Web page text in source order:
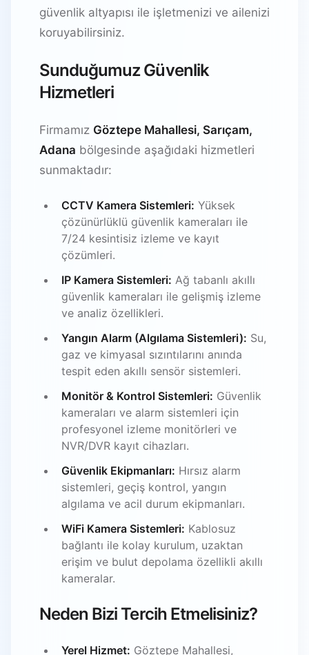
güvenlik altyapısı ile işletmenizi ve ailenizi
koruyabilirsiniz.
Sunduğumuz Güvenlik
Hizmetleri
Firmamız Göztepe Mahallesi, Sarıçam,
Adana bölgesinde aşağıdaki hizmetleri
sunmaktadır:
CCTV Kamera Sistemleri: Yüksek
çözünürlüklü güvenlik kameraları ile
7/24 kesintisiz izleme ve kayıt
çözümleri.
IP Kamera Sistemleri: Ağ tabanlı akıllı
güvenlik kameraları ile gelişmiş izleme
ve analiz özellikleri.
Yangın Alarm (Algılama Sistemleri): Su,
gaz ve kimyasal sızıntılarını anında
tespit eden akıllı sensör sistemleri.
Monitör & Kontrol Sistemleri: Güvenlik
kameraları ve alarm sistemleri için
profesyonel izleme monitörleri ve
NVR/DVR kayıt cihazları.
Güvenlik Ekipmanları: Hırsız alarm
sistemleri, geçiş kontrol, yangın
algılama ve acil durum ekipmanları.
WiFi Kamera Sistemleri: Kablosuz
bağlantı ile kolay kurulum, uzaktan
erişim ve bulut depolama özellikli akıllı
kameralar.
Neden Bizi Tercih Etmelisiniz?
Yerel Hizmet: Göztepe Mahallesi,